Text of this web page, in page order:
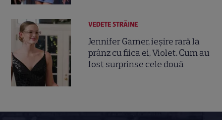
VEDETE STRĂINE
Jennifer Garner, ieșire rară la
prânz cu fiica ei, Violet. Cum au
fost surprinse cele două